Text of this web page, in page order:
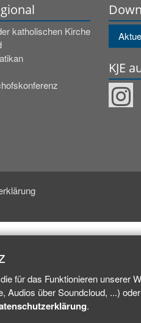
katholischen Kirche
KJE
für das Funktionieren unserer
Audios über Soundcloud, ...)
.